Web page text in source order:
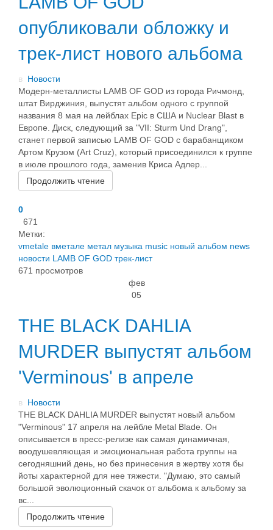
опубликовали обложку и
трек-лист нового альбома
в Новости
Модерн-металлисты LAMB OF GOD из города Ричмонд,
штат Вирджиния, выпустят альбом одного с группой
названия 8 мая на лейблах Epic в США и Nuclear Blast в
Европе. Диск, следующий за "VII: Sturm Und Drang",
станет первой записью LAMB OF GOD с барабанщиком
Артом Крузом (Art Cruz), который присоединился к группе
в июле прошлого года, заменив Криса Адлер...
Продолжить чтение
0
671
Метки:
vmetale вметале метал музыка music новый альбом news
новости LAMB OF GOD трек-лист
671 просмотров
фев
05
THE BLACK DAHLIA
MURDER выпустят альбом
'Verminous' в апреле
в Новости
THE BLACK DAHLIA MURDER выпустят новый альбом
"Verminous" 17 апреля на лейбле Metal Blade. Он
описывается в пресс-релизе как самая динамичная,
воодушевляющая и эмоциональная работа группы на
сегодняшний день, но без принесения в жертву хотя бы
йоты характерной для нее тяжести. "Думаю, это самый
большой эволюционный скачок от альбома к альбому за
вс...
Продолжить чтение